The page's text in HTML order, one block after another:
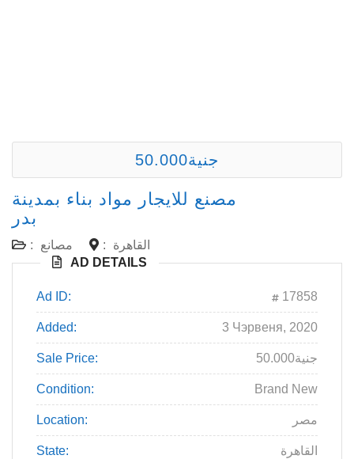
50.000جنية
مصنع للايجار مواد بناء بمدينة
بدر
: مصانع :
القاهرة
AD DETAILS
Ad ID: 17858
Added: 3 Чэрвеня, 2020
Sale Price: 50.000جنية
Condition: Brand New
Location: مصر
State: القاهرة